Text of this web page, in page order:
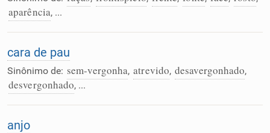
Resumir Texto
Detector de IA
Humanizador de IA
aparência, ...
cara de pau
Sinônimo de: sem-vergonha, atrevido, desavergonhado,
desvergonhado, ...
anjo